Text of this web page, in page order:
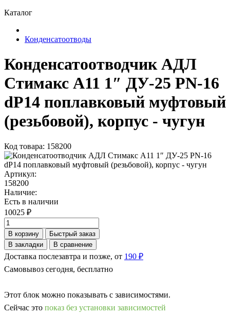
Каталог
Конденсатоотводы
Конденсатоотводчик АДЛ
Стимакс А11 1″ ДУ-25 PN-16
dP14 поплавковый муфтовый
(резьбовой), корпус - чугун
Код товара: 158200
Артикул:
158200
Наличие:
Есть в наличии
10025 ₽
В корзину
Быстрый заказ
В закладки
В сравнение
Доставка послезавтра и позже, от 190 ₽
Самовывоз сегодня, бесплатно
Этот блок можно показывать с зависимостями.
Сейчас это показ без установки зависимостей